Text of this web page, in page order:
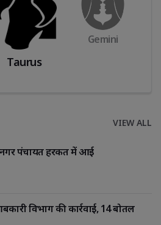
Taurus
Gemini
VIEW ALL
नगर पंचायत हरकत में आई
विभाग की कार्रवाई, 14 बोतल